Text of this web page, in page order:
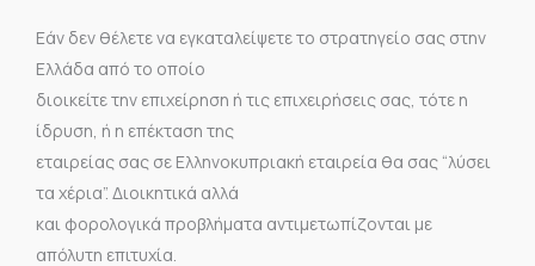
Εάν δεν θέλετε να εγκαταλείψετε το στρατηγείο σας στην
Ελλάδα από το οποίο
διοικείτε την επιχείρηση ή τις επιχειρήσεις σας, τότε η
ίδρυση, ή η επέκταση της
εταιρείας σας σε Ελληνοκυπριακή εταιρεία θα σας “λύσει
τα χέρια”. Διοικητικά αλλά
και φορολογικά προβλήματα αντιμετωπίζονται με
απόλυτη επιτυχία.